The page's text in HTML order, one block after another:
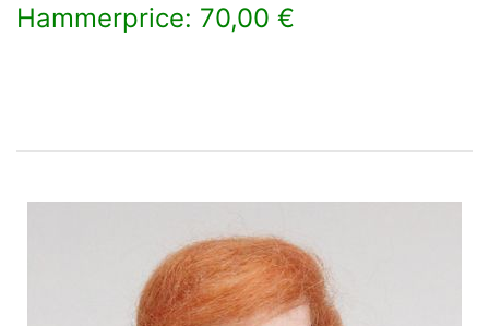
Hammerprice: 70,00 €